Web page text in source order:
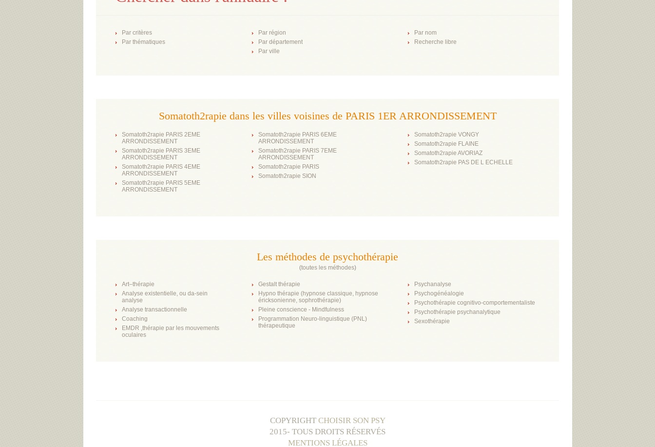
Par critères
Par thématiques
Par région
Par département
Par ville
Par nom
Recherche libre
Somatoth2rapie dans les villes voisines de PARIS 1ER ARRONDISSEMENT
Somatoth2rapie PARIS 2EME
ARRONDISSEMENT
Somatoth2rapie PARIS 3EME
ARRONDISSEMENT
Somatoth2rapie PARIS 4EME
ARRONDISSEMENT
Somatoth2rapie PARIS 5EME
ARRONDISSEMENT
Somatoth2rapie PARIS 6EME
ARRONDISSEMENT
Somatoth2rapie PARIS 7EME
ARRONDISSEMENT
Somatoth2rapie PARIS
Somatoth2rapie SION
Somatoth2rapie VONGY
Somatoth2rapie FLAINE
Somatoth2rapie AVORIAZ
Somatoth2rapie PAS DE L ECHELLE
Les méthodes de psychothérapie
(toutes les méthodes)
Art–thérapie
Analyse existentielle, ou da-sein
analyse
Analyse transactionnelle
Coaching
EMDR ,thérapie par les mouvements
oculaires
Gestalt thérapie
Hypno thérapie (hypnose classique, hypnose
éricksonienne, sophrothérapie)
Pleine conscience - Mindfulness
Programmation Neuro-linguistique (PNL)
thérapeutique
Psychanalyse
Psychogénéalogie
Psychothérapie cognitivo-comportementaliste
Psychothérapie psychanalytique
Sexothérapie
COPYRIGHT CHOISIR SON PSY
2015- TOUS DROITS RÉSERVÉS
MENTIONS LÉGALES